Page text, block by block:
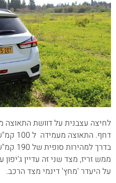
לחיצה עצבנית על דוושת התאוצה
בדרך
ממש זריז, מצד שני זה עדיין ג'יפון
על היעדר 'מחץ' דינמי מצד הרכב.